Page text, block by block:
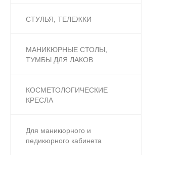
СТУЛЬЯ, ТЕЛЕЖКИ
МАНИКЮРНЫЕ СТОЛЫ,
ТУМБЫ ДЛЯ ЛАКОВ
КОСМЕТОЛОГИЧЕСКИЕ
КРЕСЛА
Для маникюрного и
педикюрного кабинета